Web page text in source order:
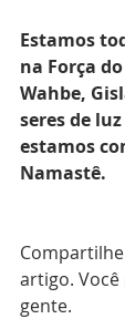
Estamos
na Força
Wahbe,
seres de
estamos
Namastê.
artigo.
gente.